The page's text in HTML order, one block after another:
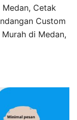
Cetak
Custom
di Medan,